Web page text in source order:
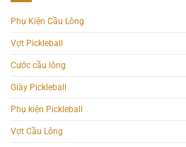
Phụ Kiện Cầu Lông
Vợt Pickleball
Cước cầu lông
Giày Pickleball
Phụ kiện Pickleball
Vợt Cầu Lông